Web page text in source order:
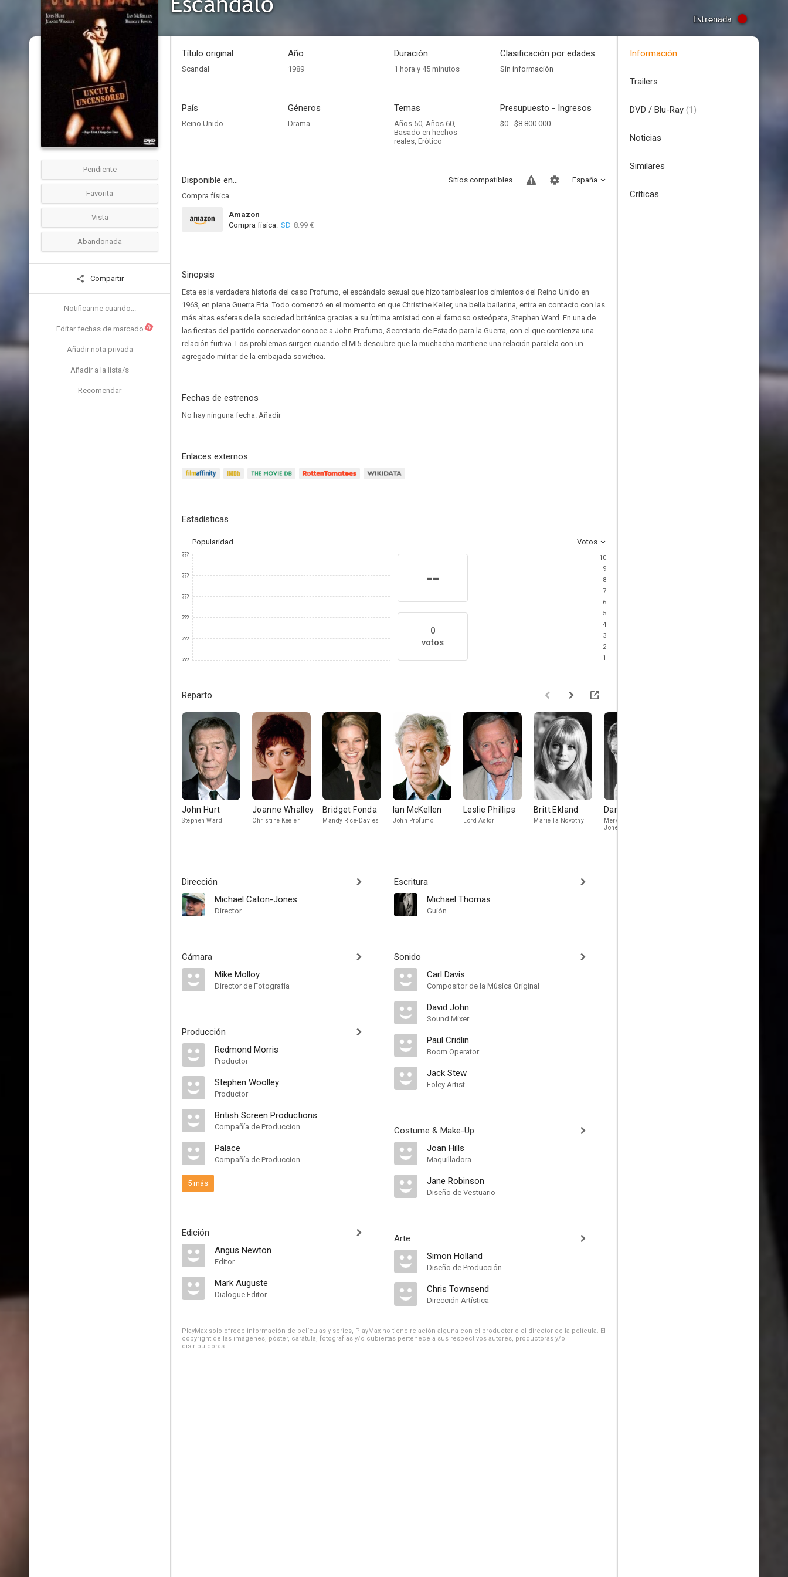
Estrenada
Pendiente
Favorita
Vista
Abandonada
Compartir
Notificarme cuando...
Editar fechas de marcado N
Añadir nota privada
Añadir a la lista/s
Recomendar
Título original
Scandal
Año
1989
Duración
1 hora y 45 minutos
Clasificación por edades
Sin información
País
Reino Unido
Géneros
Drama
Temas
Años 50, Años 60,
Basado en hechos
reales, Erótico
Presupuesto - Ingresos
$0 - $8.800.000
Disponible en... España
Sitios compatibles
Compra física
Amazon
Compra física: SD 8.99 €
Sinopsis
Esta es la verdadera historia del caso Profumo, el escándalo sexual que hizo tambalear los cimientos del Reino Unido en
1963, en plena Guerra Fría. Todo comenzó en el momento en que Christine Keller, una bella bailarina, entra en contacto con las
más altas esferas de la sociedad británica gracias a su íntima amistad con el famoso osteópata, Stephen Ward. En una de
las fiestas del partido conservador conoce a John Profumo, Secretario de Estado para la Guerra, con el que comienza una
relación furtiva. Los problemas surgen cuando el MI5 descubre que la muchacha mantiene una relación paralela con un
agregado militar de la embajada soviética.
Fechas de estrenos
No hay ninguna fecha. Añadir
Enlaces externos
Estadísticas
Popularidad Votos
???
???
???
???
???
???
--
0
votos
10
9
8
7
6
5
4
3
2
1
Reparto
John Hurt
Stephen Ward
Joanne Whalley
Christine Keeler
Bridget Fonda
Mandy Rice-Davies
Ian McKellen
John Profumo
Leslie Phillips
Lord Astor
Britt Ekland
Mariella Novotny
Daniel Massey
Mervyn Griffith-
Jones
Dirección
Michael Caton-Jones
Director
Cámara
Mike Molloy
Director de Fotografía
Producción
Redmond Morris
Productor
Stephen Woolley
Productor
British Screen Productions
Compañía de Produccion
Palace
Compañía de Produccion
5 más
Edición
Angus Newton
Editor
Mark Auguste
Dialogue Editor
Escritura
Michael Thomas
Guión
Sonido
Carl Davis
Compositor de la Música Original
David John
Sound Mixer
Paul Cridlin
Boom Operator
Jack Stew
Foley Artist
Costume & Make-Up
Joan Hills
Maquilladora
Jane Robinson
Diseño de Vestuario
Arte
Simon Holland
Diseño de Producción
Chris Townsend
Dirección Artística
PlayMax solo ofrece información de películas y series, PlayMax no tiene relación alguna con el productor o el director de la película. El
copyright de las imágenes, póster, carátula, fotografías y/o cubiertas pertenece a sus respectivos autores, productoras y/o
distribuidoras.
Información
Trailers
DVD / Blu-Ray (1)
Noticias
Similares
Críticas